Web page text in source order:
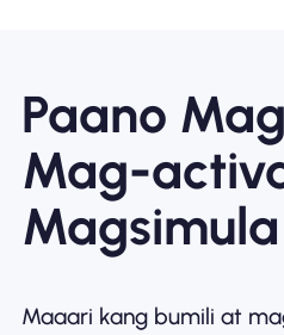
Paano
Mag-
Maaari kang bumili at